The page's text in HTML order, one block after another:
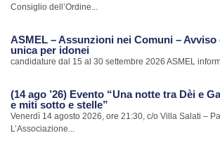
Consiglio dell’Ordine...
ASMEL – Assunzioni nei Comuni – Avviso
unica per idonei
candidature dal 15 al 30 settembre 2026 ASMEL
(14 ago ’26) Evento “Una notte tra Dèi e
e miti sotto e stelle”
Venerdì 14 agosto 2026, ore 21:30, c/o Villa Salati –
L’Associazione...